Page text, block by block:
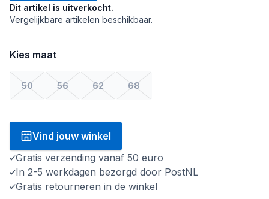
Dit artikel is uitverkocht.
Vergelijkbare artikelen beschikbaar.
Kies maat
50 56 62 68
Vind jouw winkel
Gratis verzending vanaf 50 euro
In 2-5 werkdagen bezorgd door PostNL
Gratis retourneren in de winkel